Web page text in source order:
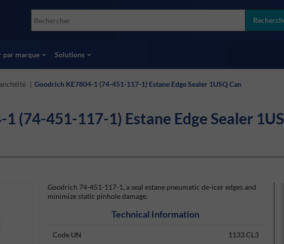
Socomore
Skydrol
par marque Solutions
| Goodrich KE7804-1 (74-451-117-1) Estane Edge Sealer 1USQ Can
(74-451-117-1) Estane Edge Sealer
Goodrich 74-451-117-1, a seal estane pneumatic de-icer edges and
minimize static pinhole damage.
Technical Information
Code UN 1133 CL3